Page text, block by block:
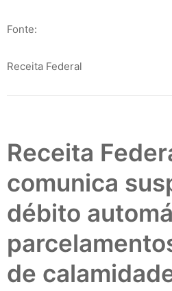
Fonte:
Receita Federal
Receita
comunica
débito
de